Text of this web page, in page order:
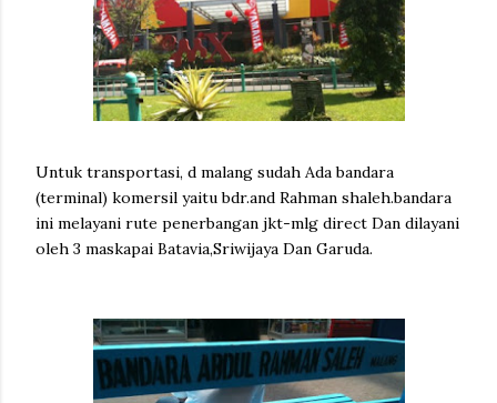
Untuk transportasi, d malang sudah Ada bandara
(terminal) komersil yaitu bdr.and Rahman shaleh.bandara
ini melayani rute penerbangan jkt-mlg direct Dan dilayani
oleh 3 maskapai Batavia,Sriwijaya Dan Garuda.